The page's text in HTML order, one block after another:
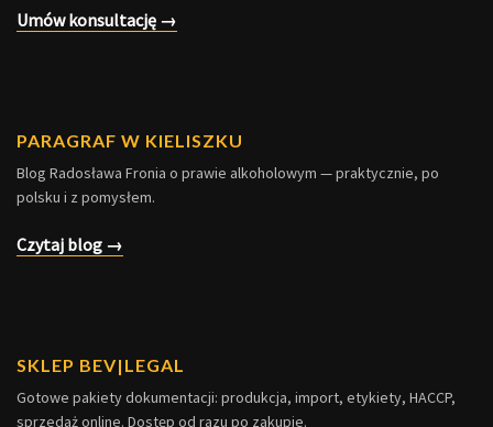
Umów konsultację →
PARAGRAF W KIELISZKU
Blog Radosława Fronia o prawie alkoholowym — praktycznie, po
polsku i z pomysłem.
Czytaj blog →
SKLEP BEV|LEGAL
Gotowe pakiety dokumentacji: produkcja, import, etykiety, HACCP,
sprzedaż online. Dostęp od razu po zakupie.